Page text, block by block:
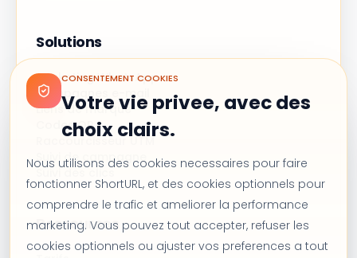
CONSENTEMENT COOKIES
Votre vie privee, avec des
choix clairs.
Nous utilisons des cookies necessaires pour faire
fonctionner ShortURL, et des cookies optionnels pour
comprendre le trafic et ameliorer la performance
marketing. Vous pouvez tout accepter, refuser les
cookies optionnels ou ajuster vos preferences a tout
Solutions
Marketing WhatsApp
Campagnes e-mail
Liens de marque
Codes QR
Raccourcisseur UTM
Suivi de campagne
Ressources